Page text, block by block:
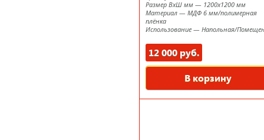
Размер ВxШ мм — 1200х1200 мм
Материал — МДФ 6 мм/полимерная
плёнка
Использование — Напольная/
12 000 руб.
В корзину